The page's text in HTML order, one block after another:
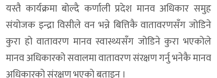
यस्तै कार्यक्रमा बोल्दै कर्णाली प्रदेश मानव अधिकार समुह
संयोजक इन्द्रा विसीले वन भन्ने बित्तिकै वातावरणसँग जोडिने
कुरा हो वातावरण मानव स्वास्थ्यसँग जोडिने कुरा भएकोले
मानव अधिकारको सवालमा वातावरण संरक्षण गर्नु भनेकै मानव
अधिकारको संरक्षण भएको बताइन् ।